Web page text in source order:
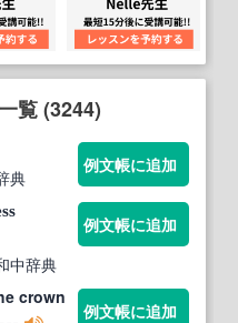
覧 (3244)
典
例文帳に追加
中辞典
例文帳に追加
crown
例文帳に追加